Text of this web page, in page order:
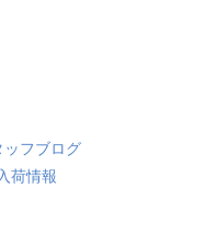
フブログ
荷情報